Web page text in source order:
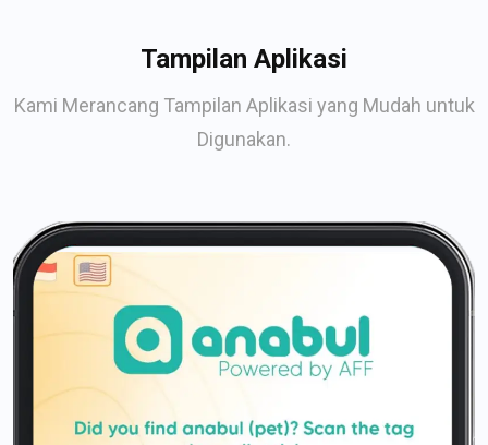
Tampilan Aplikasi
Kami Merancang Tampilan Aplikasi yang Mudah untuk
Digunakan.